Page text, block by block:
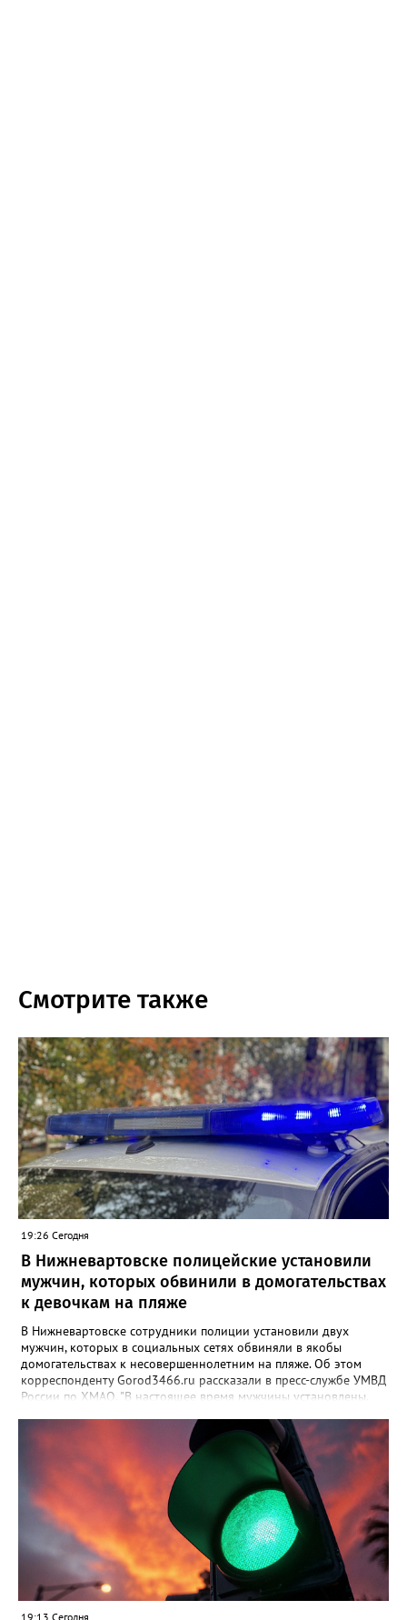
Смотрите также
19:26 Сегодня
В Нижневартовске полицейские установили
мужчин, которых обвинили в домогательствах
к девочкам на пляже
В Нижневартовске сотрудники полиции установили двух
мужчин, которых в социальных сетях обвиняли в якобы
домогательствах к несовершеннолетним на пляже. Об этом
корреспонденту Gorod3466.ru рассказали в пресс-службе УМВД
России по ХМАО. "В настоящее время мужчины установлены.
правонарушения пока не подтверждается", - заявили в пресс-
службе ведомства. Ранее Gorod3466.ru сообщал, что жители
Нижневартовска рассказывали в соцсетях, что на озере
Молодежное заметили двух пьяных мужчин, которые
домогались до несовершеннолетних девочек.
19:13 Сегодня